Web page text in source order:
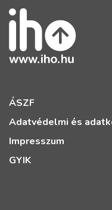
ÁSZF
Adatvédelmi és
Impresszum
GYIK